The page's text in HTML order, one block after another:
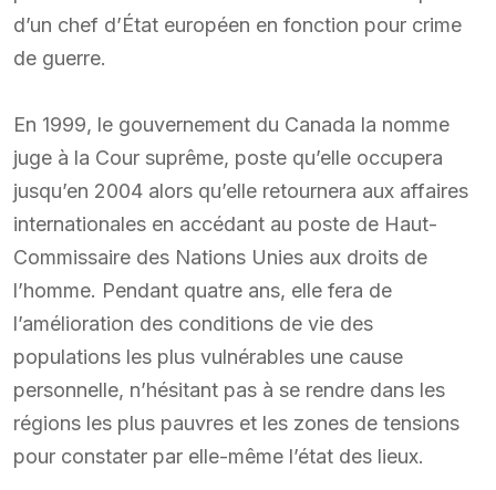
d’un chef d’État européen en fonction pour crime
de guerre.
En 1999, le gouvernement du Canada la nomme
juge à la Cour suprême, poste qu’elle occupera
jusqu’en 2004 alors qu’elle retournera aux affaires
internationales en accédant au poste de Haut-
Commissaire des Nations Unies aux droits de
l’homme. Pendant quatre ans, elle fera de
l’amélioration des conditions de vie des
populations les plus vulnérables une cause
personnelle, n’hésitant pas à se rendre dans les
régions les plus pauvres et les zones de tensions
pour constater par elle-même l’état des lieux.